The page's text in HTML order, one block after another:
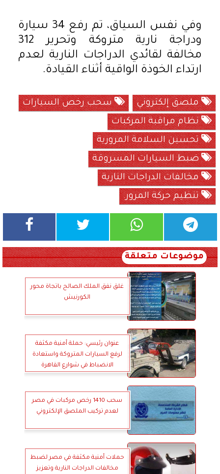
وفي نفس السياق، تم رفع 34 سيارة
ودراجة نارية متروكة وتحرير 312
مخالفة لقائدي الدراجات النارية لعدم
ارتداء الخوذة الواقية أثناء القيادة.
ملصق إلكتروني
سحب رخص السيارات
نظام مراقبة المركبات
تحسين السلامة المرورية
ضبط السيارات المسروقة
مخالفات الدراجات النارية
تنظيم حركة المرور.
موضوعات متعلقة
غلق نفق الملك الصالح باتجاة محور
الكورنيش
عنوان رئيسي: حملة أمنية مكثفة
لرفع السيارات المتروكة واستعادة
الانضباط في شوارع القاهرة
سحب 1410 رخص مركبات في مصر
لعدم تركيب الملصق الإلكتروني
حملات أمنية مكثفة في مصر لضبط
مخالفات الدراجات النارية وتعزيز